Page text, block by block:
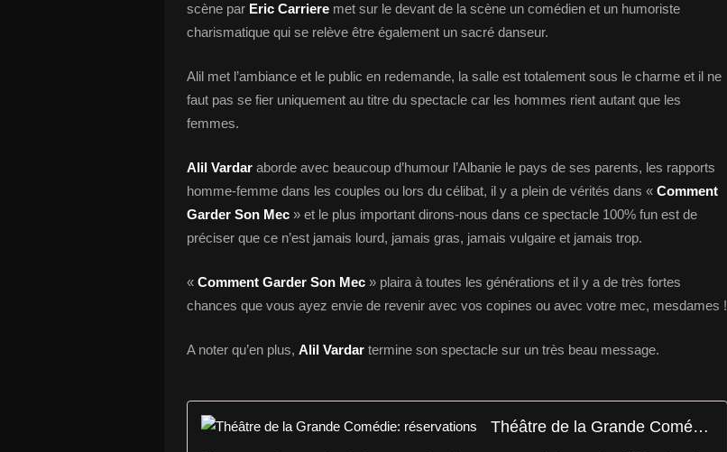
scène par Eric Carriere met sur le devant de la scène un comédien et un humoriste
charismatique qui se relève être également un sacré danseur.
Alil met l’ambiance et le public en redemande, la salle est totalement sous le charme et il ne
faut pas se fier uniquement au titre du spectacle car les hommes rient autant que les
femmes.
Alil Vardar aborde avec beaucoup d’humour l’Albanie le pays de ses parents, les rapports
homme-femme dans les couples ou lors du célibat, il y a plein de vérités dans « Comment
Garder Son Mec » et le plus important dirons-nous dans ce spectacle 100% fun est de
préciser que ce n’est jamais lourd, jamais gras, jamais vulgaire et jamais trop.
« Comment Garder Son Mec » plaira à toutes les générations et il y a de très fortes
chances que vous ayez envie de revenir avec vos copines ou avec votre mec, mesdames !
A noter qu’en plus, Alil Vardar termine son spectacle sur un très beau message.
Théâtre de la Grande Comédie: réservations